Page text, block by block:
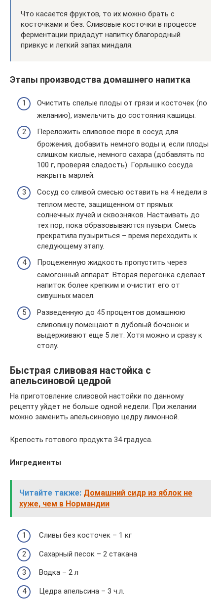
Что касается фруктов, то их можно брать с
косточками и без. Сливовые косточки в процессе
ферментации придадут напитку благородный
привкус и легкий запах миндаля.
Этапы производства домашнего напитка
Очистить спелые плоды от грязи и косточек (по
желанию), измельчить до состояния кашицы.
Переложить сливовое пюре в сосуд для
брожения, добавить немного воды и, если плоды
слишком кислые, немного сахара (добавлять по
100 г, проверяя сладость). Горлышко сосуда
накрыть марлей.
Сосуд со сливой смесью оставить на 4 недели в
теплом месте, защищенном от прямых
солнечных лучей и сквозняков. Настаивать до
тех пор, пока образовываются пузыри. Смесь
прекратила пузыриться – время переходить к
следующему этапу.
Процеженную жидкость пропустить через
самогонный аппарат. Вторая перегонка сделает
напиток более крепким и очистит его от
сивушных масел.
Разведенную до 45 процентов домашнюю
сливовицу помещают в дубовый бочонок и
выдерживают еще 5 лет. Хотя можно и сразу к
столу.
Быстрая сливовая настойка с
апельсиновой цедрой
На приготовление сливовой настойки по данному
рецепту уйдет не больше одной недели. При желании
можно заменить апельсиновую цедру лимонной.
Крепость готового продукта 34 градуса.
Ингредиенты
Читайте также: Домашний сидр из яблок не
хуже, чем в Нормандии
Сливы без косточек – 1 кг
Сахарный песок – 2 стакана
Водка – 2 л
Цедра апельсина – 3 ч.л.